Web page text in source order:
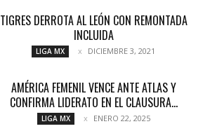
TIGRES DERROTA AL LEÓN CON REMONTADA
INCLUIDA
LIGA MX DICIEMBRE 3, 2021
AMÉRICA FEMENIL VENCE ANTE ATLAS Y
CONFIRMA LIDERATO EN EL CLAUSURA...
LIGA MX ENERO 22, 2025